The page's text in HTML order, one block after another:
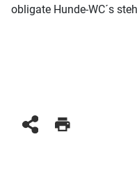
obligate Hunde-WC´s